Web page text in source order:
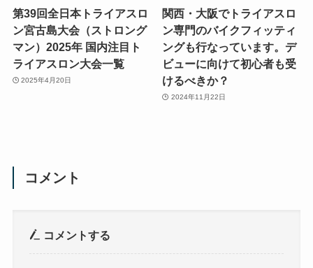
第39回全日本トライアスロ
ン宮古島大会（ストロング
マン）2025年 国内注目ト
ライアスロン大会一覧
2025年4月20日
関西・大阪でトライアスロ
ン専門のバイクフィッティ
ングも行なっています。デ
ビューに向けて初心者も受
けるべきか？
2024年11月22日
コメント
コメントする